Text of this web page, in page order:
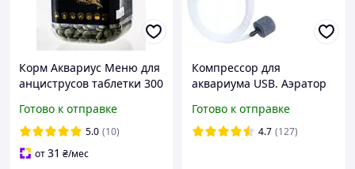
Корм Аквариус Меню для
анциструсов таблетки 300
Готово к отправке
5.0 (10)
от31 ₴/мес
Компрессор для
аквариума USB. Аэратор
Готово к отправке
4.7 (127)